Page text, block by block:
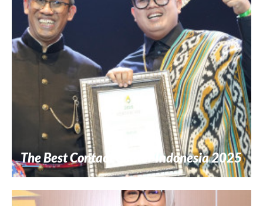
The Best Contact Center Indonesia 2025